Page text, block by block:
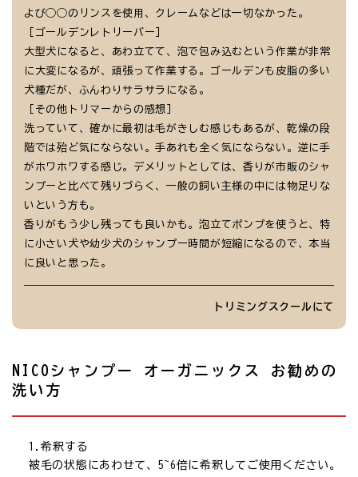
よび◯◯のリンスを使用、クレームなどは一切なかった。
［ゴールデンレトリーバー］
大型犬になると、あわ立てて、泡で包み込むという作業が非常
に大変になるが、頑張って作業する。ゴールデンも皮脂の多い
犬種だが、ふんわりサラサラになる。
［その他トリマーからの感想］
洗っていて、確かに最初は毛がきしむ感じもあるが、乾燥の段
階では殆ど気にならない。手あれも全く気にならない。逆に手
がホワホワする感じ。デメリットとしては、香りが市販のシャ
ンプーと比べて残りづらく、一般の飼い主様の中には物足りな
いという方も。
香りがもう少し残っても良いかも。泡立てポンプを使うと、特
に小さい犬や幼少犬のシャンプー時間が短縮になるので、本当
に良いと思った。
トリミングスクールにて
NICOシャンプー オーガニックス お勧めの
洗い方
希釈する
被毛の状態にあわせて、5~6倍に希釈してご使用ください。